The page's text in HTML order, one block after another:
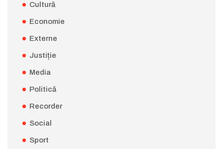
Cultură
Economie
Externe
Justiție
Media
Politică
Recorder
Social
Sport